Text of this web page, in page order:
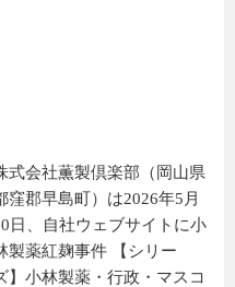
式会社薫製倶楽部（岡山県
窪郡早島町）は2026年5月
日、自社ウェブサイトに小
製薬紅麹事件 【シリー
】小林製薬・行政・マスコ